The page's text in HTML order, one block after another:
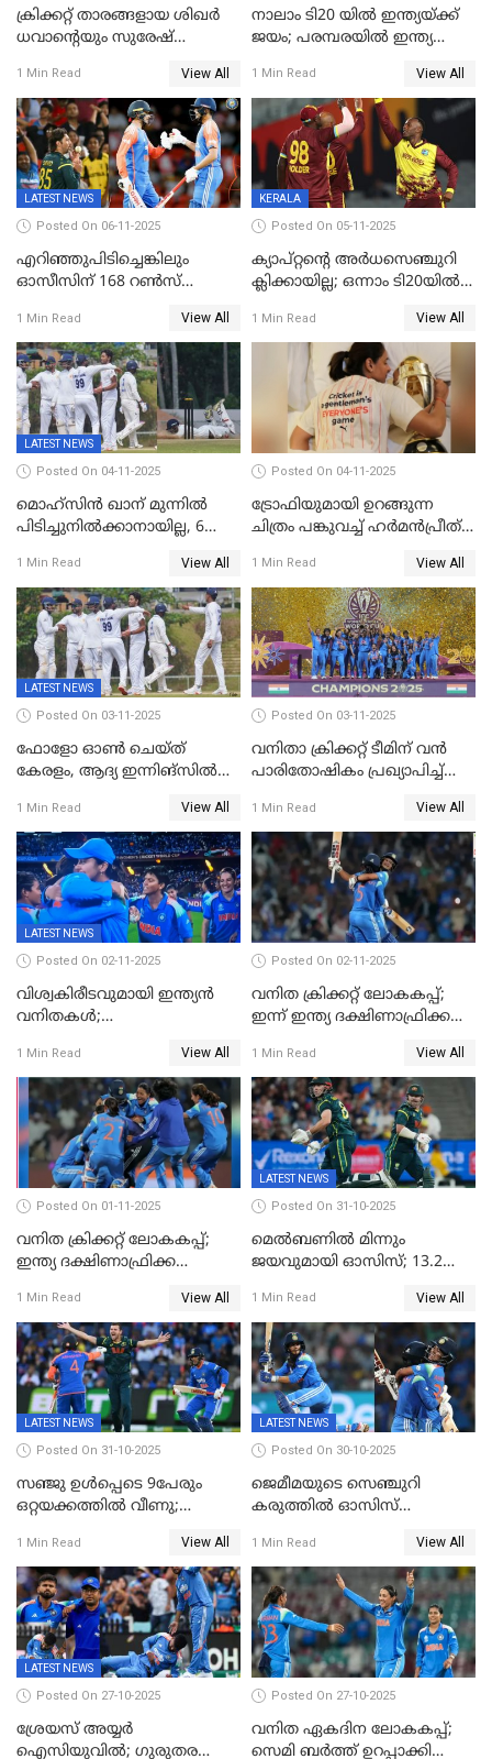
ക്രിക്കറ്റ് താരങ്ങളായ ശിഖർ
ധവാന്‍റെയും സുരേഷ്
കണ്ടുകെട്ടി
1 Min Read View All
നാലാം ടി20 യില്‍ ഇന്ത്യയ്ക്ക്
ജയം; പരമ്പരയിൽ ഇന്ത്യ
1 Min Read View All
LATEST NEWS
Posted On 06-11-2025
എറിഞ്ഞുപിടിച്ചെങ്കിലും
ഓസീസിന് 168 റൺസ്
1 Min Read View All
KERALA
Posted On 05-11-2025
ക്യാപ്റ്റന്റെ അർധസെഞ്ചുറി
ക്ലിക്കായില്ല; ഒന്നാം ടി20യിൽ
വിൻഡീസിന് ജയം
1 Min Read View All
LATEST NEWS
Posted On 04-11-2025
മൊഹ്സിൻ ഖാന് മുന്നിൽ
പിടിച്ചുനിൽക്കാനായില്ല, 6
കേരളത്തിന് ഇന്നിംഗ്സ്
തോല്‍വി
1 Min Read View All
Posted On 04-11-2025
ട്രോഫിയുമായി ഉറങ്ങുന്ന
ചിത്രം പങ്കുവച്ച് ഹര്‍മന്‍പ്രീത്
1 Min Read View All
LATEST NEWS
Posted On 03-11-2025
ഫോളോ ഓൺ ചെയ്ത്
കേരളം, ആദ്യ ഇന്നിങ്സിൽ
രഞ്ജിയിൽ കർണാടകയ്ക്ക്
കൂറ്റൻ ലീഡ്
1 Min Read View All
Posted On 03-11-2025
വനിതാ ക്രിക്കറ്റ് ടീമിന് വൻ
പാരിതോഷികം പ്രഖ്യാപിച്ച്
1 Min Read View All
LATEST NEWS
Posted On 02-11-2025
വിശ്വകിരീടവുമായി ഇന്ത്യൻ
വനിതകൾ;
ഇന്ത്യയ്ക്ക് വനിതാ ക്രിക്കറ്റ്
ലോകകപ്പ്
1 Min Read View All
Posted On 02-11-2025
വനിത ക്രിക്കറ്റ് ലോകകപ്പ്;
ഇന്ന് ഇന്ത്യ ദക്ഷിണാഫ്രിക്ക
1 Min Read View All
Posted On 01-11-2025
വനിത ക്രിക്കറ്റ് ലോകകപ്പ്;
ഇന്ത്യ ദക്ഷിണാഫ്രിക്ക
1 Min Read View All
LATEST NEWS
Posted On 31-10-2025
മെൽബണിൽ മിന്നും
ജയവുമായി ഓസിസ്; 13.2
പരമ്പരയിൽ ലീഡ്
1 Min Read View All
LATEST NEWS
Posted On 31-10-2025
സഞ്ജു ഉൾപ്പെടെ 9പേരും
ഒറ്റയക്കത്തിൽ വീണു;
ഹര്‍ഷിതും മാത്രം;
മെല്‍ബണില്‍
ഇന്ത്യയ്‌ക്കെതിരെ ഓസീസ്
ലക്ഷ്യം 126 റണ്‍സ്
1 Min Read View All
LATEST NEWS
Posted On 30-10-2025
ജെമീമയുടെ സെഞ്ചുറി
കരുത്തിൽ ഓസിസ്
തകർന്നു; അഞ്ച് വിക്കറ്റ്
ജയവുമായി ഇന്ത്യൻ
വനിതകൾ ലോകകപ്പ്
കലാശപ്പോരിന്
1 Min Read View All
LATEST NEWS
Posted On 27-10-2025
ശ്രേയസ് അയ്യര്‍
ഐസിയുവില്‍; ഗുരുതര
Posted On 27-10-2025
വനിത ഏകദിന ലോകകപ്പ്;
സെമി ബര്‍ത്ത് ഉറപ്പാക്കി